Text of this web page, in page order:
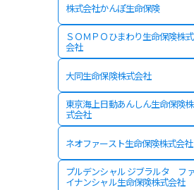
株式会社かんぽ生命保険
ＳＯＭＰＯひまわり生命保険株式
会社
大同生命保険株式会社
東京海上日動あんしん生命保険株
式会社
ネオファースト生命保険株式会社
プルデンシャル ジブラルタ フ
イナンシャル生命保険株式会社